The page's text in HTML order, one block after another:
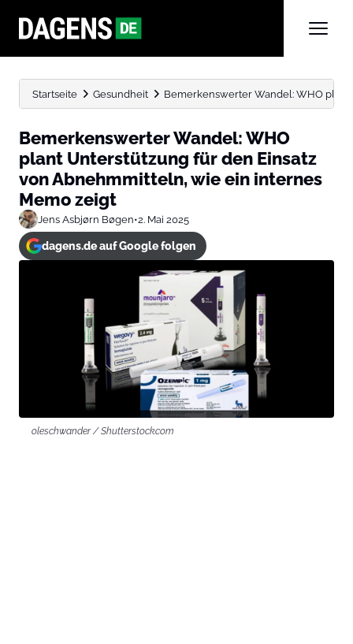
Startseite Gesundheit Bemerkenswerter Wandel: WHO
Bemerkenswerter Wandel: WHO
plant Unterstützung für den Einsatz
von Abnehmmitteln, wie ein internes
Memo zeigt
Jens Asbjørn Bøgen•2. Mai 2025
dagens.de auf Google folgen
oleschwander / Shutterstock.com